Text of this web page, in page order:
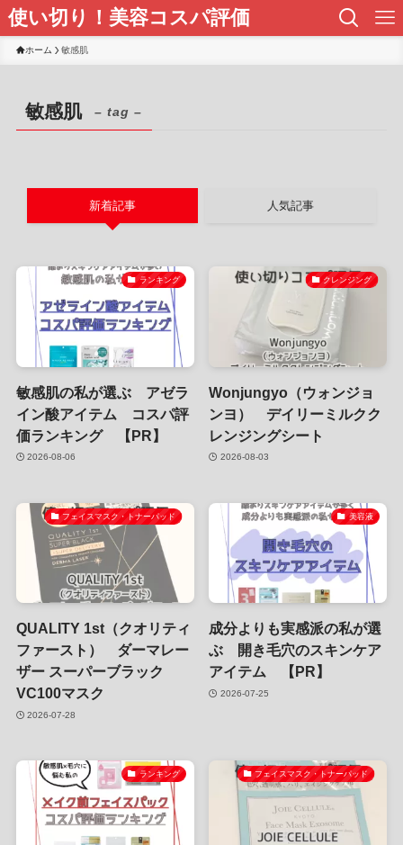
使い切り！美容コスパ評価
ホーム 敏感肌
敏感肌 – tag –
新着記事 人気記事
ランキング
敏感肌の私が選ぶ アゼラ
イン酸アイテム コスパ評
価ランキング 【PR】
2026-08-06
クレンジング
Wonjungyo（ウォンジョ
ンヨ） デイリーミルクク
レンジングシート
2026-08-03
フェイスマスク・トナーパッド
QUALITY 1st（クオリティ
ファースト） ダーマレー
ザー スーパーブラック
VC100マスク
2026-07-28
美容液
成分よりも実感派の私が選
ぶ 開き毛穴のスキンケア
アイテム 【PR】
2026-07-25
ランキング フェイスマスク・トナーパッド